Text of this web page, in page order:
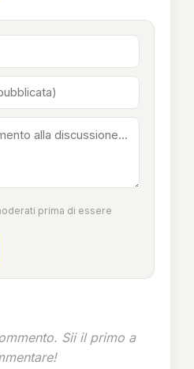
prima di essere
Sii il primo a